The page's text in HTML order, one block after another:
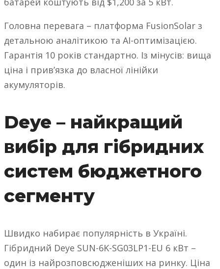
Головна перевага – платформа FusionSolar з
детальною аналітикою та AI-оптимізацією.
Гарантія 10 років стандартно. Із мінусів: вища
ціна і прив’язка до власної лінійки
акумуляторів.
Deye – найкращий
вибір для гібридних
систем бюджетного
сегменту
Швидко набирає популярність в Україні.
Гібридний Deye SUN-6K-SG03LP1-EU 6 кВт –
один із найрозповсюдженіших на ринку. Ціна